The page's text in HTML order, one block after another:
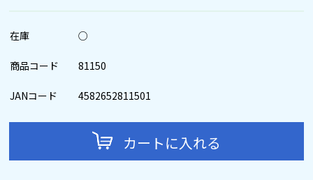
在庫 ○
商品コード 81150
JANコード 4582652811501
カートに入れる